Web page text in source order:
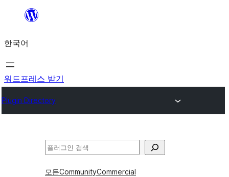
츠
로
바
가
한국어
워드프레스 받기
Plugin Directory
검
모든CommunityCommercial